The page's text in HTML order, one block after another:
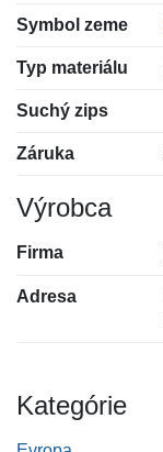
Symbol zeme
Typ materiálu
Suchý zips
Záruka
Výrobca
Firma
Adresa
Kategórie